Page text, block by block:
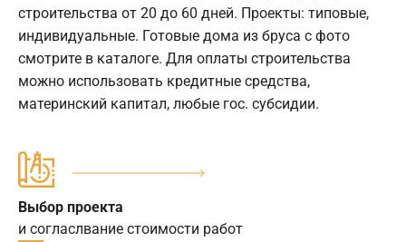
строительства от 20 до 60 дней. Проекты: типовые,
индивидуальные. Готовые дома из бруса с фото
смотрите в каталоге. Для оплаты строительства
можно использовать кредитные средства,
материнский капитал, любые гос. субсидии.
Выбор проекта
и согласлвание стоимости работ